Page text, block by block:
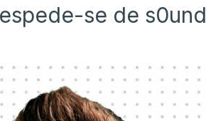
se de s0und